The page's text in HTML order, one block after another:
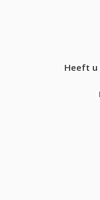
Heeft u